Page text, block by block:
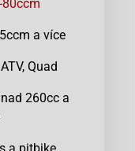
a více
Quad
260cc a